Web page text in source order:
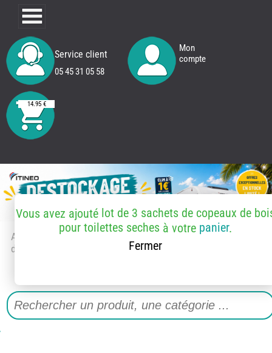
Service client
05 45 31 05 58
Mon
compte
14.95 €
Accueil
> Accessoires et pièces
détachées
Vous avez ajouté lot de 3 sachets de copeaux de
pour toilettes seches à votre panier.
Fermer